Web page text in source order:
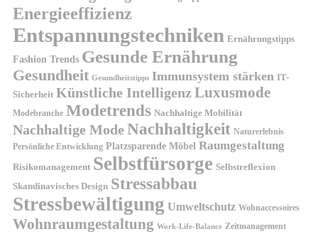
Energieeffizienz
Entspannungstechniken Ernährungstipps
Fashion Trends Gesunde Ernährung
Gesundheit Gesundheitstipps Immunsystem stärken IT-
Sicherheit Künstliche IntelligenzLuxusmode
Modebranche Modetrends Nachhaltige Mobilität
Nachhaltige ModeNachhaltigkeit Naturerlebnis
Persönliche Entwicklung Platzsparende Möbel Raumgestaltung
Risikomanagement Selbstfürsorge Selbstreflexion
Skandinavisches Design Stressabbau
Stressbewältigung Umweltschutz Wohnaccessoires
Wohnraumgestaltung Work-Life-Balance Zeitmanagement